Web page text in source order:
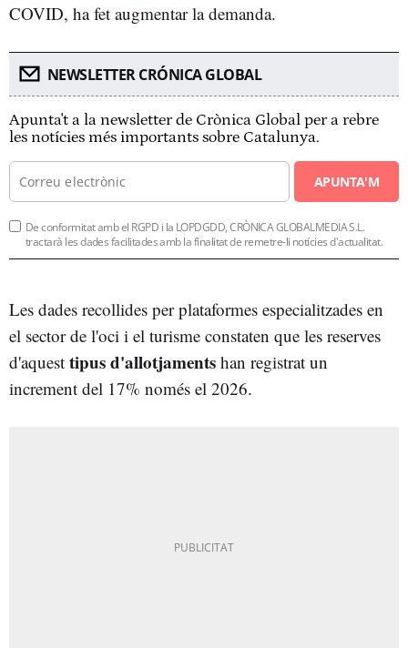
COVID, ha fet augmentar la demanda.
NEWSLETTER CRÓNICA GLOBAL
Apunta't a la newsletter de Crònica Global per a rebre
les notícies més importants sobre Catalunya.
APUNTA'M
De conformitat amb el RGPD i la LOPDGDD, CRÒNICA GLOBALMEDIA S.L.
tractarà les dades facilitades amb la finalitat de remetre-li notícies d'actualitat.
Les dades recollides per plataformes especialitzades en
el sector de l'oci i el turisme constaten que les reserves
d'aquest tipus d'allotjaments han registrat un
increment del 17% només el 2026.